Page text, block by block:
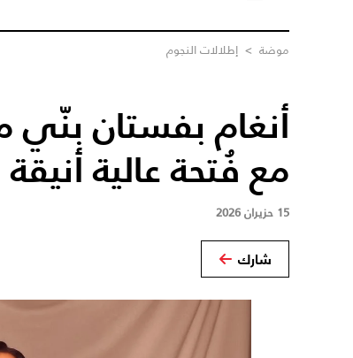
موضة > إطلالات النجوم
أنغام بفستان بنّي
مع فُتحة عالية أنيقة
15 حزيران 2026
شارك